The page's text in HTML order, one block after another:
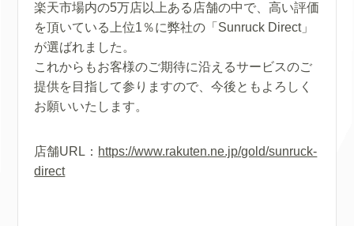
楽天市場内の5万店以上ある店舗の中で、高い評価
を頂いている上位1％に弊社の「Sunruck Direct」
が選ばれました。
これからもお客様のご期待に沿えるサービスのご
提供を目指して参りますので、今後ともよろしく
お願いいたします。
店舗URL： https://www.rakuten.ne.jp/gold/sunruck-
direct